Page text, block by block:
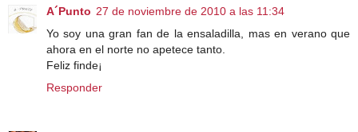
A´Punto 27 de noviembre de 2010 a las 11:34
Yo soy una gran fan de la ensaladilla, mas en verano que
ahora en el norte no apetece tanto.
Feliz finde¡
Responder